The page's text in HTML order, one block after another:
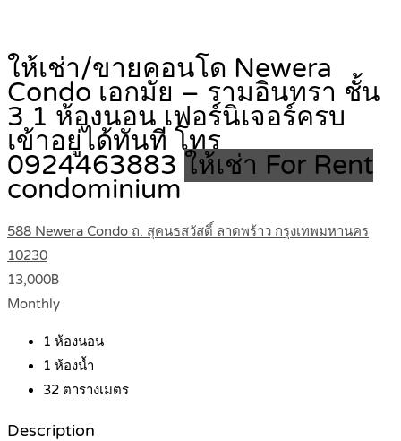
ให้เช่า/ขายคอนโด Newera
Condo เอกมัย – รามอินทรา ชั้น
3 1 ห้องนอน เฟอร์นิเจอร์ครบ
เข้าอยู่ได้ทันที โทร
0924463883 ให้เช่า For Rent
condominium
588 Newera Condo ถ. สุคนธสวัสดิ์ ลาดพร้าว กรุงเทพมหานคร
10230
13,000฿
Monthly
1 ห้องนอน
1 ห้องน้ำ
32 ตารางเมตร
Description